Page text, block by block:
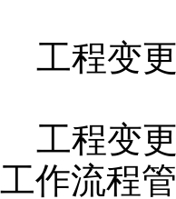
工程变
工程变更
工作流程